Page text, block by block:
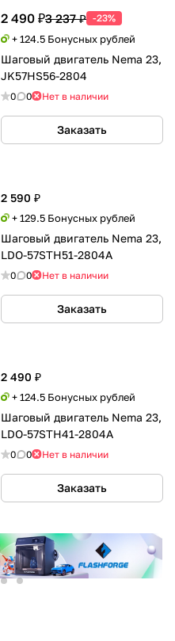
2 490 ₽3 237 ₽ -23%
+ 124.5 Бонусных рублей
Шаговый двигатель Nema 23,
JK57HS56-2804
0 0 Нет в наличии
Заказать
2 590 ₽
+ 129.5 Бонусных рублей
Шаговый двигатель Nema 23,
LDO-57STH51-2804A
0 0 Нет в наличии
Заказать
2 490 ₽
+ 124.5 Бонусных рублей
Шаговый двигатель Nema 23,
LDO-57STH41-2804A
0 0 Нет в наличии
Заказать